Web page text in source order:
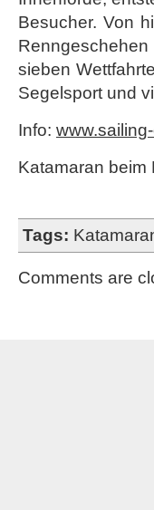
Besucher. Von
sieben
Segelsport und
Info:
Katamaran beim
Tags:
Comments are